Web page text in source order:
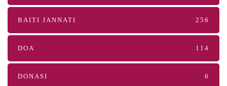
BAITI JANNATI 256
DOA 114
DONASI 6